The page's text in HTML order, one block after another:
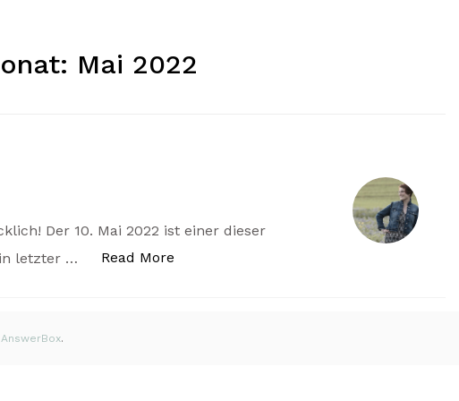
Mai 2022
Der 10. Mai 2022 ist einer dieser
letzter …
Read More
AnswerBox.